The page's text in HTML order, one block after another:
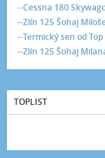
--Cessna 180
--Zlín 125 Šohaj
--Termický sen od
--Zlín 125 Šohaj
TOPLIST